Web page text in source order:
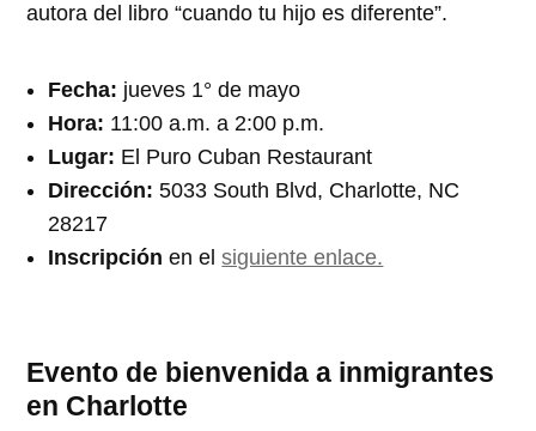
autora del libro “cuando tu hijo es diferente”.
Fecha: jueves 1° de mayo
Hora: 11:00 a.m. a 2:00 p.m.
Lugar: El Puro Cuban Restaurant
Dirección:5033 South Blvd, Charlotte, NC
28217
Inscripción en elsiguiente enlace.
Evento de bienvenida a inmigrantes
en Charlotte